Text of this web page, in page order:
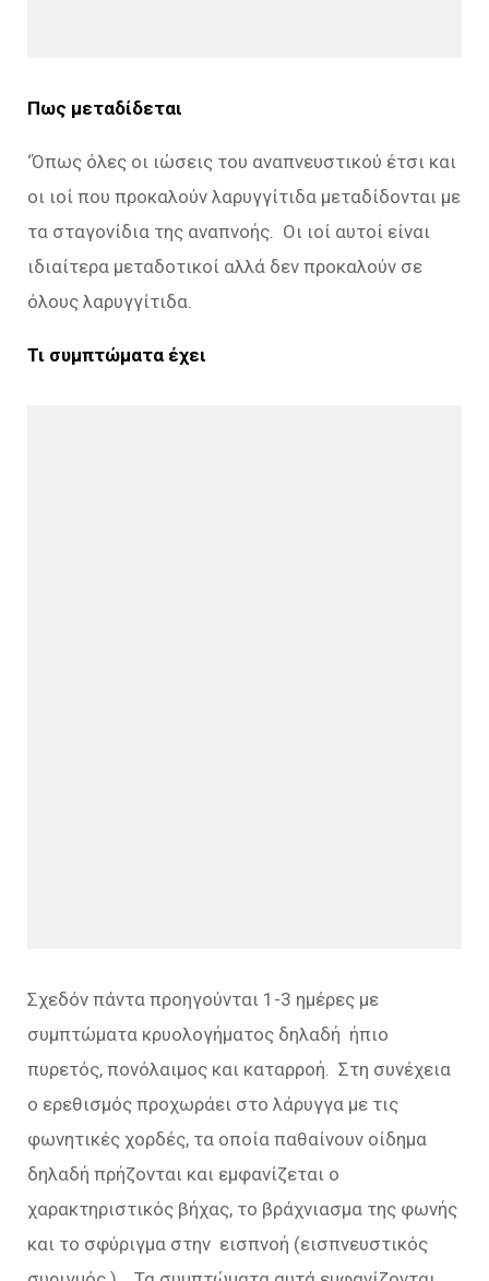
Πως μεταδίδεται
‘Όπως όλες οι ιώσεις του αναπνευστικού έτσι και
οι ιοί που προκαλούν λαρυγγίτιδα μεταδίδονται με
τα σταγονίδια της αναπνοής. Οι ιοί αυτοί είναι
ιδιαίτερα μεταδοτικοί αλλά δεν προκαλούν σε
όλους λαρυγγίτιδα.
Τι συμπτώματα έχει
Σχεδόν πάντα προηγούνται 1-3 ημέρες με
συμπτώματα κρυολογήματος δηλαδή ήπιο
πυρετός, πονόλαιμος και καταρροή. Στη συνέχεια
ο ερεθισμός προχωράει στο λάρυγγα με τις
φωνητικές χορδές, τα οποία παθαίνουν οίδημα
δηλαδή πρήζονται και εμφανίζεται ο
χαρακτηριστικός βήχας, το βράχνιασμα της φωνής
και το σφύριγμα στην εισπνοή (εισπνευστικός